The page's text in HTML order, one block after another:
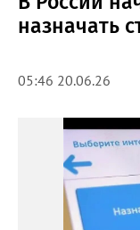
назначать
05:46 20.06.26